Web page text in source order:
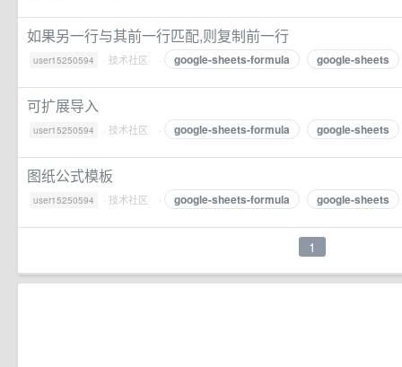
如果另一行与其前一行匹配,则复制前一行
user15250594 · 技术社区 · google-sheets-formula google-sheets
可扩展导入
user15250594 · 技术社区 · google-sheets-formula google-sheets
图纸公式模板
user15250594 · 技术社区 · google-sheets-formula google-sheets
1